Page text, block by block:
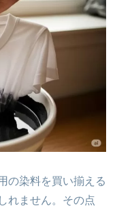
の染料を買い揃える
れません。その点